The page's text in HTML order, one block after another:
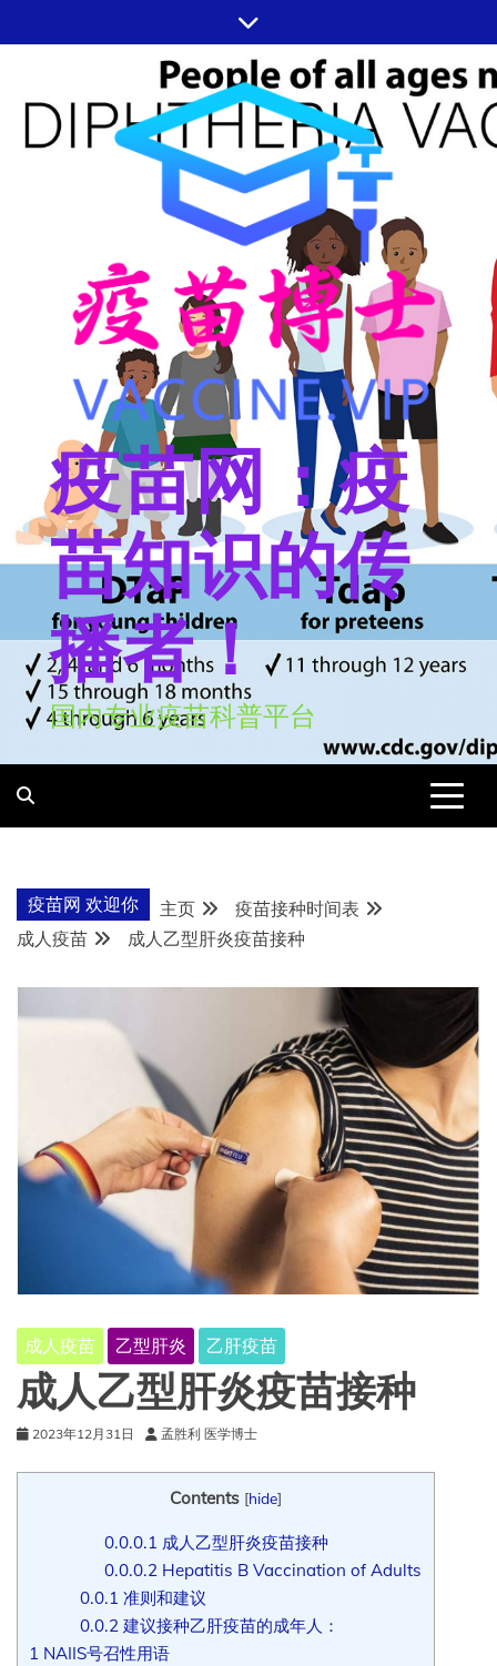
至
疫苗网：疫
苗知识的传
播者！
国内专业疫苗科普平台
疫苗网 欢迎你 主页
疫苗接种时间表
成人疫苗
成人乙型肝炎疫苗接种
成人疫苗 乙型肝炎 乙肝疫苗
成人乙型肝炎疫苗接种
2023年12月31日 孟胜利 医学博士
Contents [hide]
0.0.0.1 成人乙型肝炎疫苗接种
0.0.0.2 Hepatitis B Vaccination of Adults
0.0.1 准则和建议
0.0.2建议接种乙肝疫苗的成年人：
1 NAIIS号召性用语